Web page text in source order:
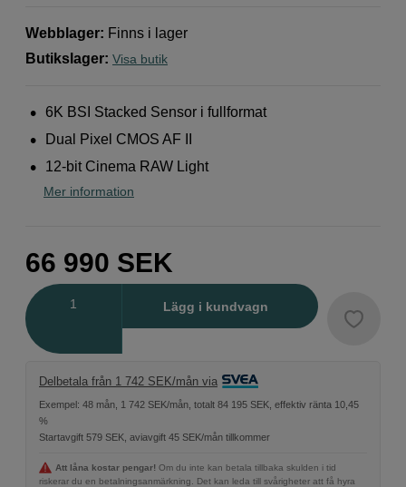
Webblager: Finns i lager
Butikslager: Visa butik
6K BSI Stacked Sensor i fullformat
Dual Pixel CMOS AF II
12-bit Cinema RAW Light
Mer information
66 990 SEK
Lägg i kundvagn
Delbetala från 1 742 SEK/mån via
Exempel: 48 mån, 1 742 SEK/mån, totalt 84 195 SEK, effektiv ränta 10,45
%
Startavgift 579 SEK, aviavgift 45 SEK/mån tillkommer
Att låna kostar pengar! Om du inte kan betala tillbaka skulden i tid
riskerar du en betalningsanmärkning. Det kan leda till svårigheter att få hyra